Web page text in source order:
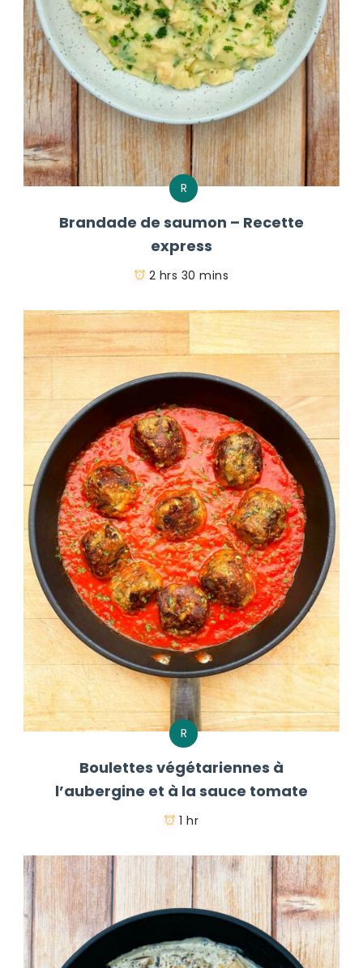
R
Brandade de saumon – Recette
express
2 hrs 30 mins
R
Boulettes végétariennes à
l’aubergine et à la sauce tomate
1 hr